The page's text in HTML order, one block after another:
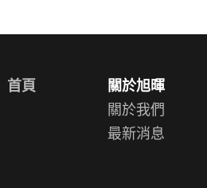
首頁
關於旭暉
關於我們
最新消息